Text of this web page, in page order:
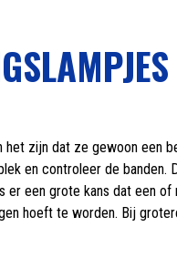
het zijn dat ze gewoon een
en controleer de banden.
er een grote kans dat een
hoeft te worden. Bij